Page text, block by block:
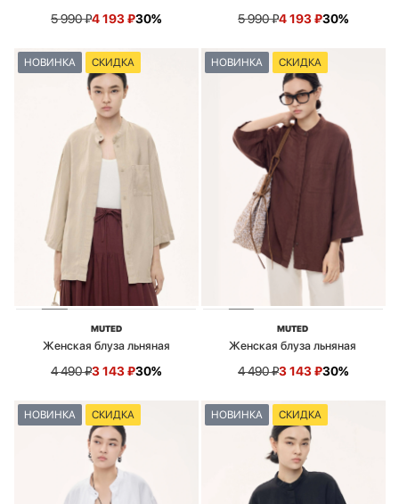
5 990₽4 193₽30% 5 990₽4 193₽30%
НОВИНКА СКИДКА
MUTED
Женская блуза льняная
4 490₽3 143₽30%
НОВИНКА СКИДКА
MUTED
Женская блуза льняная
4 490₽3 143₽30%
НОВИНКА СКИДКА НОВИНКА СКИДКА